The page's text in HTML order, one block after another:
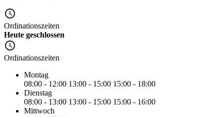
Ordinationszeiten
Heute geschlossen
Ordinationszeiten
Montag
08:00 - 12:00 13:00 - 15:00 15:00 - 18:00
Dienstag
08:00 - 13:00 13:00 - 15:00 15:00 - 16:00
Mittwoch